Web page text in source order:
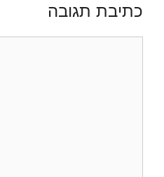
כתיבת תגובה